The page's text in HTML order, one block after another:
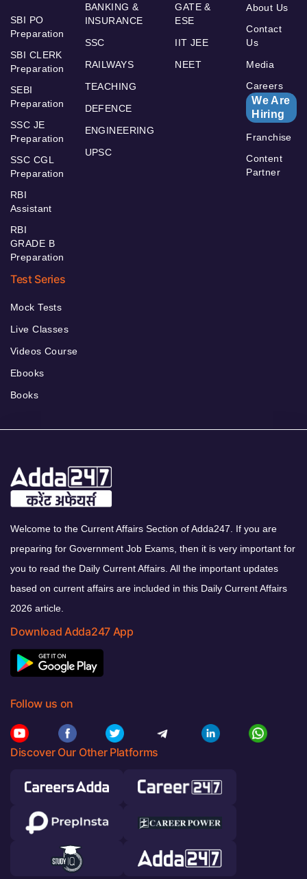
SBI PO
Preparation
SBI CLERK
Preparation
SEBI
Preparation
SSC JE
Preparation
SSC CGL
Preparation
RBI
Assistant
RBI
GRADE B
Preparation
BANKING &
INSURANCE
SSC
RAILWAYS
TEACHING
DEFENCE
ENGINEERING
UPSC
GATE &
ESE
IIT JEE
NEET
About Us
Contact
Us
Media
Careers
We Are
Hiring
Franchise
Content
Partner
Test Series
Mock Tests
Live Classes
Videos Course
Ebooks
Books
Welcome to the Current Affairs Section of Adda247. If you are
preparing for Government Job Exams, then it is very important for
you to read the Daily Current Affairs. All the important updates
based on current affairs are included in this Daily Current Affairs
2026 article.
Download Adda247 App
Follow us on
Discover Our Other Platforms